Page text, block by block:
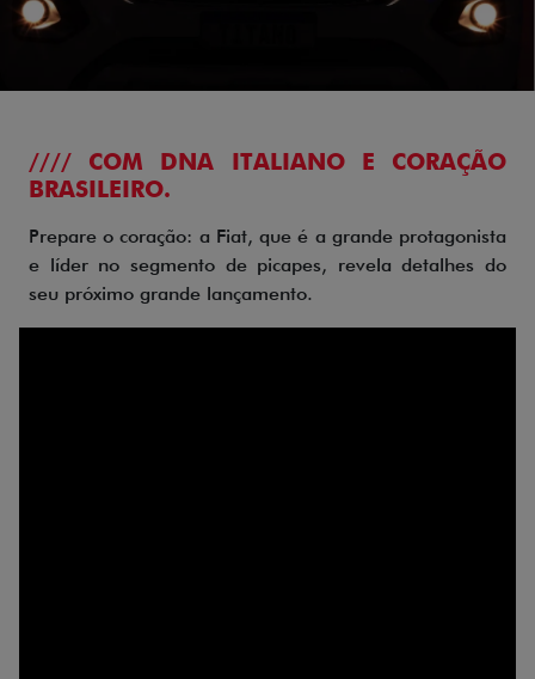
//// COM DNA ITALIANO E CORAÇÃO
BRASILEIRO.
Prepare o coração: a Fiat, que é a grande protagonista
e líder no segmento de picapes, revela detalhes do
seu próximo grande lançamento.